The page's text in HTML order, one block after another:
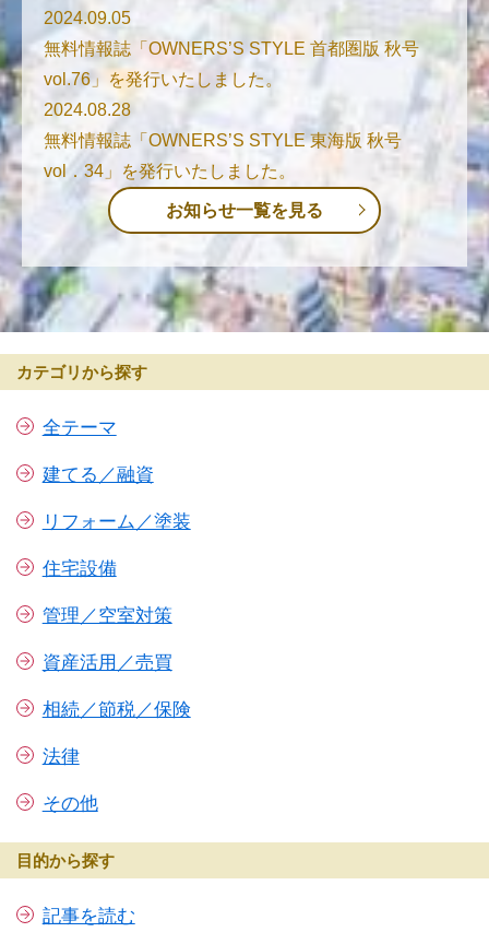
2024.09.05
無料情報誌「OWNERS’S STYLE 首都圏版 秋号
vol.76」を発行いたしました。
2024.08.28
無料情報誌「OWNERS’S STYLE 東海版 秋号
vol．34」を発行いたしました。
お知らせ一覧を見る
カテゴリから探す
全テーマ
建てる／融資
リフォーム／塗装
住宅設備
管理／空室対策
資産活用／売買
相続／節税／保険
法律
その他
目的から探す
記事を読む